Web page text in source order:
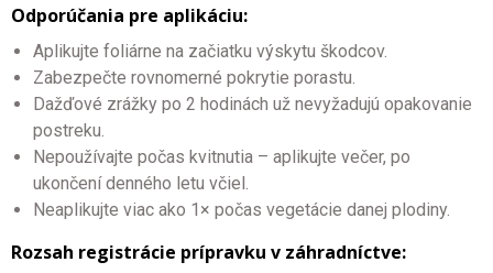
Odporúčania pre aplikáciu:
Aplikujte foliárne na začiatku výskytu škodcov.
Zabezpečte rovnomerné pokrytie porastu.
Dažďové zrážky po 2 hodinách už nevyžadujú opakovanie
postreku.
Nepoužívajte počas kvitnutia – aplikujte večer, po
ukončení denného letu včiel.
Neaplikujte viac ako 1× počas vegetácie danej plodiny.
Rozsah registrácie prípravku v záhradníctve: